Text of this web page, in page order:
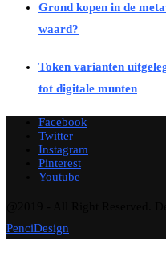
Grond kopen in de
waard?
Token varianten
tot digitale munten
Facebook
Twitter
Instagram
Pinterest
Youtube
PenciDesign